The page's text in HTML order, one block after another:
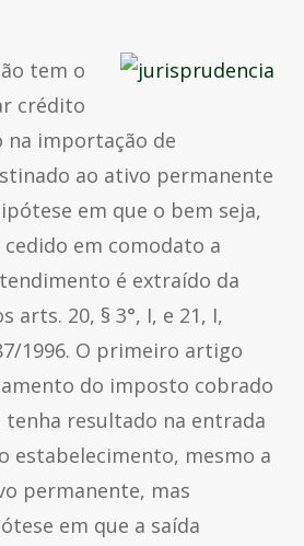
tem o
crédito
na importação de
ao ativo permanente
em que o bem seja,
em comodato a
é extraído da
arts. 20, § 3°, I, e 21, I,
1996. O primeiro artigo
do imposto cobrado
tenha resultado na entrada
estabelecimento, mesmo a
permanente, mas
em que a saída